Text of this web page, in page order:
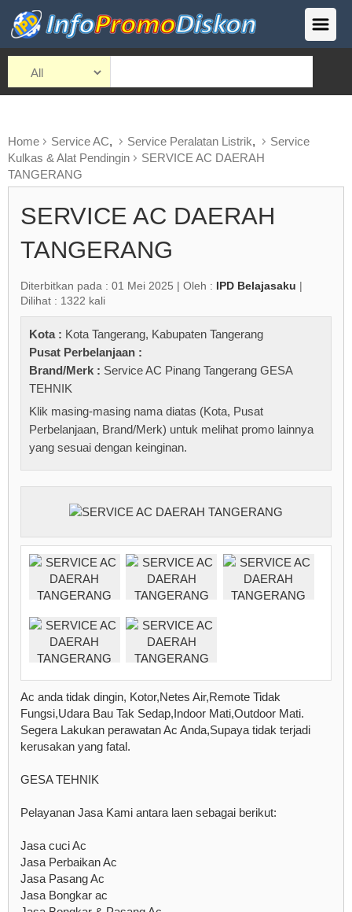
Home Service AC, Service Peralatan Listrik,
Service
Kulkas & Alat Pendingin
SERVICE AC DAERAH
TANGERANG
SERVICE AC DAERAH
TANGERANG
Diterbitkan pada : 01 Mei 2025 | Oleh : IPD Belajasaku |
Dilihat : 1322 kali
Kota : Kota Tangerang, Kabupaten Tangerang
Pusat Perbelanjaan :
Brand/Merk : Service AC Pinang Tangerang GESA
TEHNIK
Klik masing-masing nama diatas (Kota, Pusat
Perbelanjaan, Brand/Merk) untuk melihat promo lainnya
yang sesuai dengan keinginan.
Ac anda tidak dingin, Kotor,Netes Air,Remote Tidak
Fungsi,Udara Bau Tak Sedap,Indoor Mati,Outdoor Mati.
Segera Lakukan perawatan Ac Anda,Supaya tidak terjadi
kerusakan yang fatal.
GESA TEHNIK
Pelayanan Jasa Kami antara laen sebagai berikut:
Jasa cuci Ac
Jasa Perbaikan Ac
Jasa Pasang Ac
Jasa Bongkar ac